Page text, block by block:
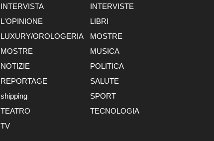
INTERVISTA
INTERVISTE
L'OPINIONE
LIBRI
LUXURY/OROLOGERIA
MOSTRE
MOSTRE
MUSICA
NOTIZIE
POLITICA
REPORTAGE
SALUTE
shipping
SPORT
TEATRO
TECNOLOGIA
TV